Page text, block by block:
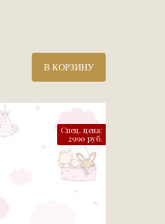
В КОРЗИНУ
Спец. цена:
2990 руб.